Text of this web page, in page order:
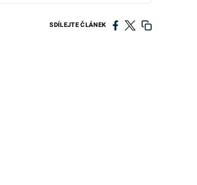
SDÍLEJTE ČLÁNEK